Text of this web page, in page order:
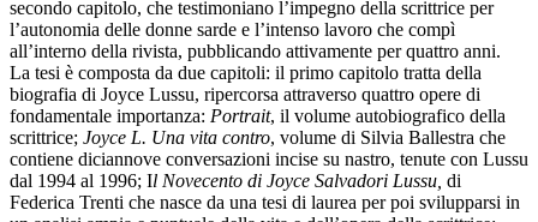
secondo capitolo, che testimoniano l’impegno della scrittrice per
l’autonomia delle donne sarde e l’intenso lavoro che compì
all’interno della rivista, pubblicando attivamente per quattro anni.
La tesi è composta da due capitoli: il primo capitolo tratta della
biografia di Joyce Lussu, ripercorsa attraverso quattro opere di
fondamentale importanza: Portrait, il volume autobiografico della
scrittrice; Joyce L. Una vita contro, volume di Silvia Ballestra che
contiene diciannove conversazioni incise su nastro, tenute con Lussu
dal 1994 al 1996; Il Novecento di Joyce Salvadori Lussu, di
Federica Trenti che nasce da una tesi di laurea per poi svilupparsi in